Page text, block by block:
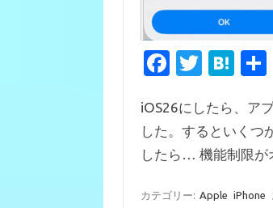
Fa
e
b
o
o
T
it
te
r
H
e
n
a
iOS26にしたら、ア
した。するといくつ
したら… 機能制限
カテゴリー: Apple iPhone